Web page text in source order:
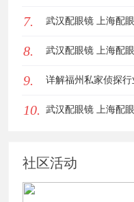
服务
7. 武汉配眼镜 上海配
8. 武汉配眼镜 上海配
9. 详解福州私家侦探
方位指南
10. 武汉配眼镜 上海配
社区活动